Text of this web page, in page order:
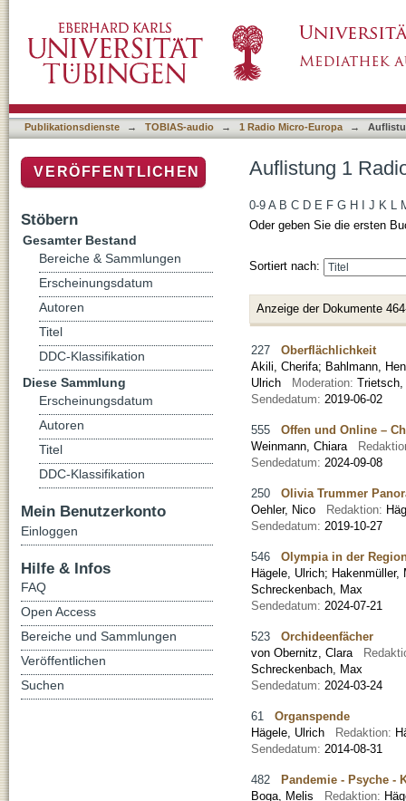
Publikationsdienste → TOBIAS-audio → 1 Radio Micro-Europa →
Auflistung 1
0-9 A B C D E F G H J K L
Oder geben Sie die ersten
Sortiert nach:
Anzeige der Dokumente
227 Oberflächlichkeit
Akili, Cherifa; Bahlmann,
Ulrich Moderation:
Sendedatum: 2019-06-02
555 Offen und Online –
Weinmann, Chiara
Sendedatum: 2024-09-08
250 Olivia Trummer
Oehler, Nico
Redaktion:
Sendedatum: 2019-10-27
546 Olympia in der
Hägele, Ulrich; Hakenmüller,
Schreckenbach, Max
Sendedatum: 2024-07-21
523 Orchideenfächer
von Obernitz, Clara
Schreckenbach, Max
Sendedatum: 2024-03-24
61 Organspende
Hägele, Ulrich
Redaktion:
Sendedatum: 2014-08-31
482 Pandemie - Psyche -
Boga, Melis
Redaktion:
VERÖFFENTLICHEN
Stöbern
Gesamter Bestand
Bereiche & Sammlungen
Erscheinungsdatum
Autoren
Titel
DDC-Klassifikation
Diese Sammlung
Erscheinungsdatum
Autoren
Titel
DDC-Klassifikation
Mein Benutzerkonto
Einloggen
Hilfe & Infos
FAQ
Open Access
Bereiche und Sammlungen
Veröffentlichen
Suchen